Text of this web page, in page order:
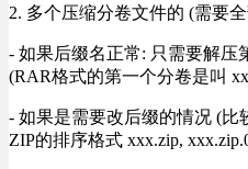
2. 多个压缩分卷文件的 (需要
- 如果后缀名正常: 只需要解压
(RAR格式的第一个分卷是叫
- 如果是需要改后缀的情况 (比
ZIP的排序格式 xxx.zip,